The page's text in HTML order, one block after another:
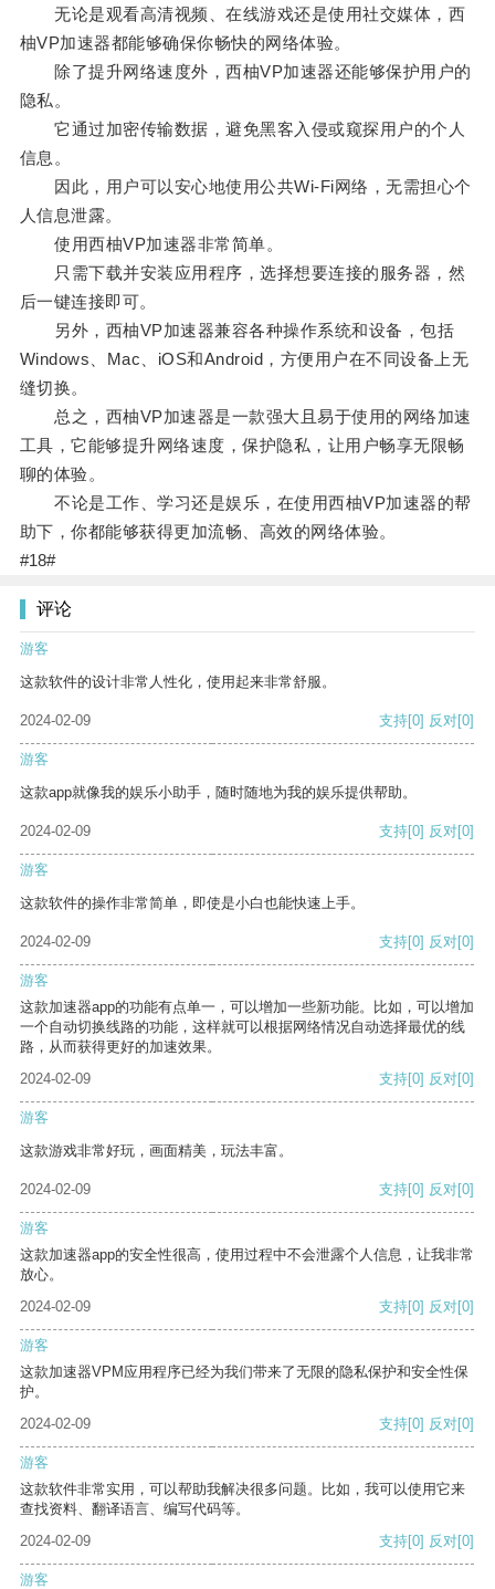
无论是观看高清视频、在线游戏还是使用社交媒体，西
柚VP加速器都能够确保你畅快的网络体验。
除了提升网络速度外，西柚VP加速器还能够保护用户的
隐私。
它通过加密传输数据，避免黑客入侵或窥探用户的个人
信息。
因此，用户可以安心地使用公共Wi-Fi网络，无需担心个
人信息泄露。
使用西柚VP加速器非常简单。
只需下载并安装应用程序，选择想要连接的服务器，然
后一键连接即可。
另外，西柚VP加速器兼容各种操作系统和设备，包括
Windows、Mac、iOS和Android，方便用户在不同设备上无
缝切换。
总之，西柚VP加速器是一款强大且易于使用的网络加速
工具，它能够提升网络速度，保护隐私，让用户畅享无限畅
聊的体验。
不论是工作、学习还是娱乐，在使用西柚VP加速器的帮
助下，你都能够获得更加流畅、高效的网络体验。
#18#
评论
游客
这款软件的设计非常人性化，使用起来非常舒服。
2024-02-09 支持[0] 反对[0]
游客
这款app就像我的娱乐小助手，随时随地为我的娱乐提供帮助。
2024-02-09 支持[0] 反对[0]
游客
这款软件的操作非常简单，即使是小白也能快速上手。
2024-02-09 支持[0] 反对[0]
游客
这款加速器app的功能有点单一，可以增加一些新功能。比如，可以增加
一个自动切换线路的功能，这样就可以根据网络情况自动选择最优的线
路，从而获得更好的加速效果。
2024-02-09
支持[0] 反对[0]
游客
这款游戏非常好玩，画面精美，玩法丰富。
2024-02-09 支持[0] 反对[0]
游客
这款加速器app的安全性很高，使用过程中不会泄露个人信息，让我非常
放心。
2024-02-09
支持[0] 反对[0]
游客
这款加速器VPM应用程序已经为我们带来了无限的隐私保护和安全性保
护。
2024-02-09
支持[0] 反对[0]
游客
这款软件非常实用，可以帮助我解决很多问题。比如，我可以使用它来
查找资料、翻译语言、编写代码等。
2024-02-09
支持[0] 反对[0]
游客